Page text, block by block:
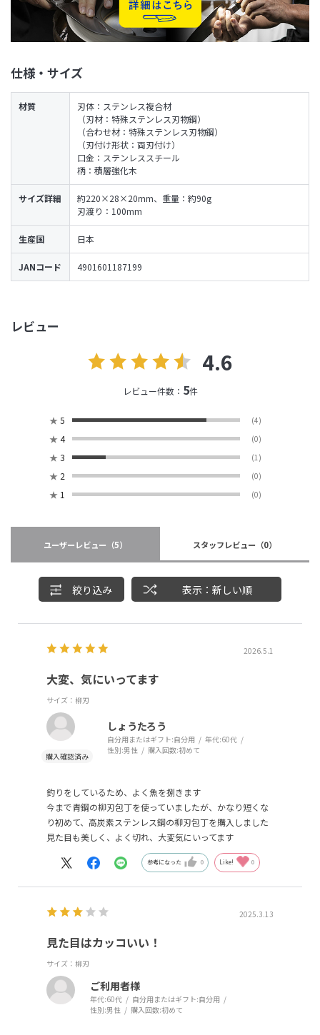
レビュー
4.6
レビュー件数： 5件
★ 5 (4)
★ 4 (0)
★ 3 (1)
★ 2 (0)
★ 1 (0)
ユーザーレビュー （5） スタッフレビュー （0）
絞り込み 表示：新しい順
2026.5.1
大変、気にいってます
サイズ：柳刃
しょうたろう
自分用またはギフト:自分用 年代:60代
性別:男性 購入回数:初めて
釣りをしているため、よく魚を捌きます
今まで青鋼の柳刃包丁を使っていましたが、かなり短くな
り初めて、高炭素ステンレス鋼の柳刃包丁を購入しました
見た目も美しく、よく切れ、大変気にいってます
参考になった 0 Like! 0
2025.3.13
見た目はカッコいい！
サイズ：柳刃
ご利用者様
年代:60代 自分用またはギフト:自分用
性別:男性 購入回数:初めて
仕様・サイズ
材質
刃体：ステンレス複合材
（刃材：特殊ステンレス刃物鋼）
（合わせ材：特殊ステンレス刃物鋼）
（刃付け形状：両刃付け）
口金：ステンレススチール
柄：積層強化木
サイズ詳細
約220×28×20mm、重量：約90g
刃渡り：100mm
生産国 日本
JANコード 4901601187199